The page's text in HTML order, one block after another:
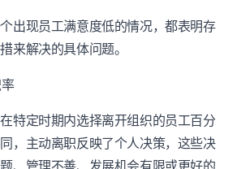
出现员工满意度低的情况，都表明存
来解决的具体问题。
特定时期内选择离开组织的员工百分
，主动离职反映了个人决策，这些决